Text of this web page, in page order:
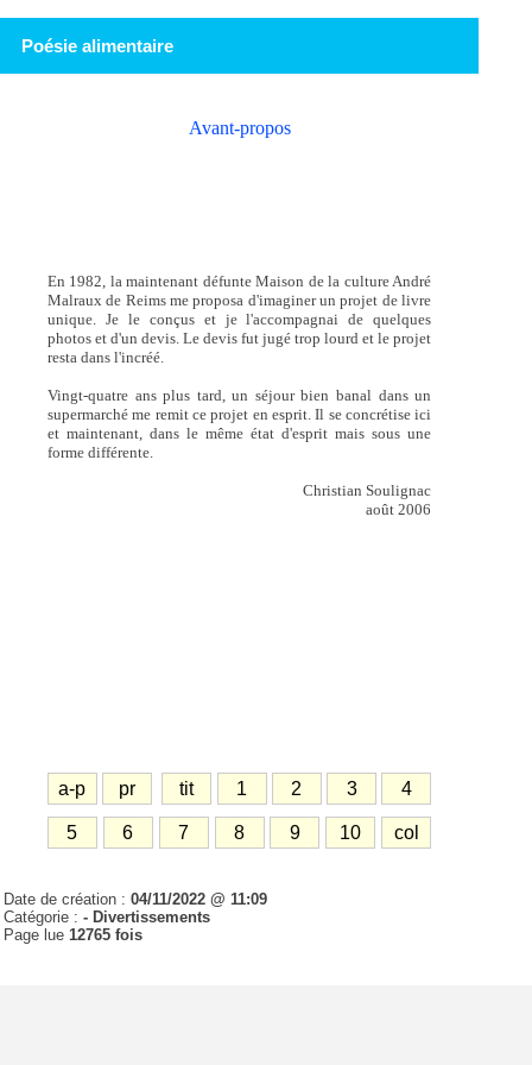
Poésie alimentaire
Avant-propos
En 1982, la maintenant défunte Maison de la culture André
Malraux de Reims me proposa d'imaginer un projet de livre
unique. Je le conçus et je l'accompagnai de quelques
photos et d'un devis. Le devis fut jugé trop lourd et le projet
resta dans l'incréé.
Vingt-quatre ans plus tard, un séjour bien banal dans un
supermarché me remit ce projet en esprit. Il se concrétise ici
et maintenant, dans le même état d'esprit mais sous une
forme différente.
Christian Soulignac
août 2006
a-p pr tit 1 2 3 4
5 6 7 8 9 10 col
Date de création :04/11/2022 @ 11:09
Catégorie :- Divertissements
Page lue 12765 fois